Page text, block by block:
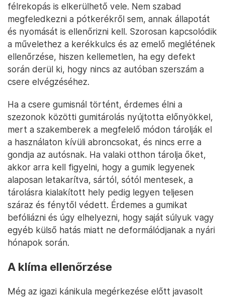
félrekopás is elkerülhető vele. Nem szabad
megfeledkezni a pótkerékről sem, annak állapotát
és nyomását is ellenőrizni kell. Szorosan kapcsolódik
a művelethez a kerékkulcs és az emelő meglétének
ellenőrzése, hiszen kellemetlen, ha egy defekt
során derül ki, hogy nincs az autóban szerszám a
csere elvégzéséhez.
Ha a csere gumisnál történt, érdemes élni a
szezonok közötti gumitárolás nyújtotta előnyökkel,
mert a szakemberek a megfelelő módon tárolják el
a használaton kívüli abroncsokat, és nincs erre a
gondja az autósnak. Ha valaki otthon tárolja őket,
akkor arra kell figyelni, hogy a gumik legyenek
alaposan letakarítva, sártól, sótól mentesek, a
tárolásra kialakított hely pedig legyen teljesen
száraz és fénytől védett. Érdemes a gumikat
befóliázni és úgy elhelyezni, hogy saját súlyuk vagy
egyéb külső hatás miatt ne deformálódjanak a nyári
hónapok során.
A klíma ellenőrzése
Még az igazi kánikula megérkezése előtt javasolt